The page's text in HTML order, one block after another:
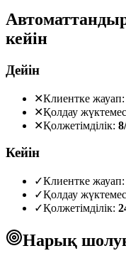
кейін
Дейін
✕Клиентке жауап:
✕Қолдау
✕Қолжетімділік:
Кейін
✓Клиентке жауап:
✓Қолдау
✓Қолжетімділік:
Нарық